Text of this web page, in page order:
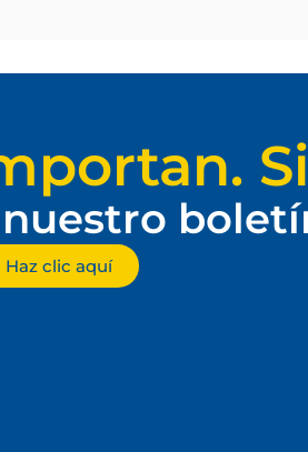
Haz clic aquí